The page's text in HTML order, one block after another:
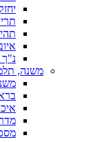
נ"ך
משנה,